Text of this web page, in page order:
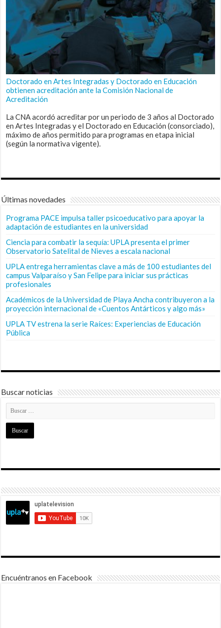
Doctorado en Artes Integradas y Doctorado en Educación
obtienen acreditación ante la Comisión Nacional de
Acreditación
La CNA acordó acreditar por un periodo de 3 años al Doctorado
en Artes Integradas y el Doctorado en Educación (consorciado),
máximo de años permitido para programas en etapa inicial
(según la normativa vigente).
Últimas novedades
Programa PACE impulsa taller psicoeducativo para apoyar la
adaptación de estudiantes en la universidad
Ciencia para combatir la sequía: UPLA presenta el primer
Observatorio Satelital de Nieves a escala nacional
UPLA entrega herramientas clave a más de 100 estudiantes del
campus Valparaíso y San Felipe para iniciar sus prácticas
profesionales
Académicos de la Universidad de Playa Ancha contribuyeron a la
proyección internacional de «Cuentos Antárticos y algo más»
UPLA TV estrena la serie Raíces: Experiencias de Educación
Pública
Buscar noticias
Encuéntranos en Facebook